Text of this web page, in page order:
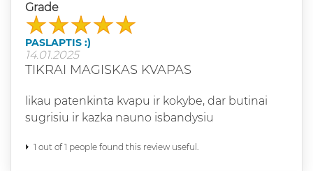
Grade
PASLAPTIS :)
14.01.2025
TIKRAI MAGISKAS KVAPAS
likau patenkinta kvapu ir kokybe, dar butinai
sugrisiu ir kazka nauno isbandysiu
1 out of 1 people found this review useful.